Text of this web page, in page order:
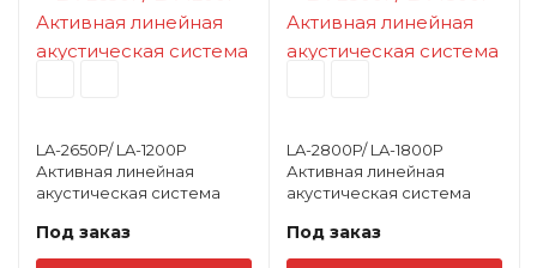
LA-2650P/ LA-1200P
Активная линейная
акустическая система
Под заказ
LA-2800P/ LA-1800P
Активная линейная
акустическая система
Под заказ